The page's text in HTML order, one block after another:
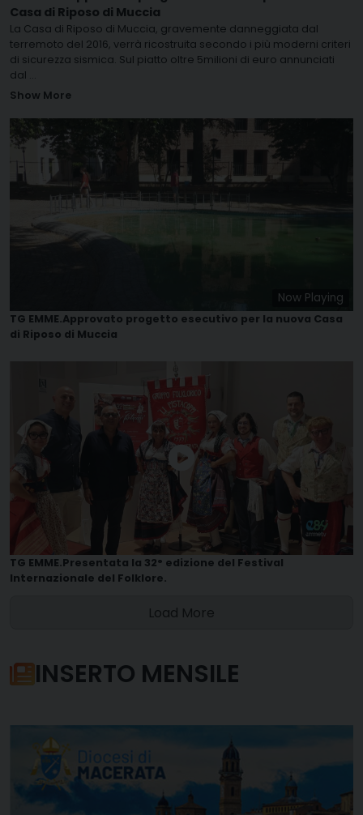
Casa di Riposo di Muccia
La Casa di Riposo di Muccia, gravemente danneggiata dal
terremoto del 2016, verrà ricostruita secondo i più moderni criteri
di sicurezza sismica. Sul piatto oltre 5milioni di euro annunciati
dal ...
Show More
Now Playing
TG EMME.Approvato progetto esecutivo per la nuova Casa
di Riposo di Muccia
TG EMME.Presentata la 32° edizione del Festival
Internazionale del Folklore.
Load More
INSERTO MENSILE